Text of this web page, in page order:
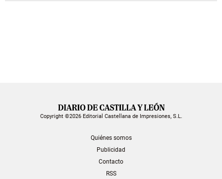
Copyright ©2026 Editorial Castellana de Impresiones, S.L.
Quiénes somos
Publicidad
Contacto
RSS